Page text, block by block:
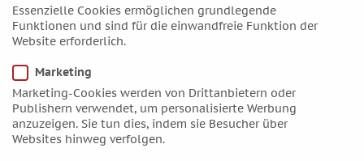
Oktober 2019
September 2019
Juni 2019
April 2019
Essenzielle Cookies ermöglichen grundlegende
Funktionen und sind für die einwandfreie Funktion der
Website erforderlich.
Marketing
Marketing-Cookies werden von Drittanbietern oder
Publishern verwendet, um personalisierte Werbung
anzuzeigen. Sie tun dies, indem sie Besucher über
Websites hinweg verfolgen.